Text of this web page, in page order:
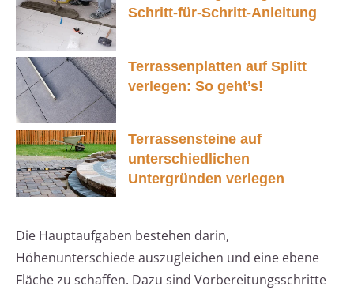
Schritt-für-Schritt-Anleitung
Terrassenplatten auf Splitt
verlegen: So geht’s!
Terrassensteine auf
unterschiedlichen
Untergründen verlegen
Die Hauptaufgaben bestehen darin,
Höhenunterschiede auszugleichen und eine ebene
Fläche zu schaffen. Dazu sind Vorbereitungsschritte